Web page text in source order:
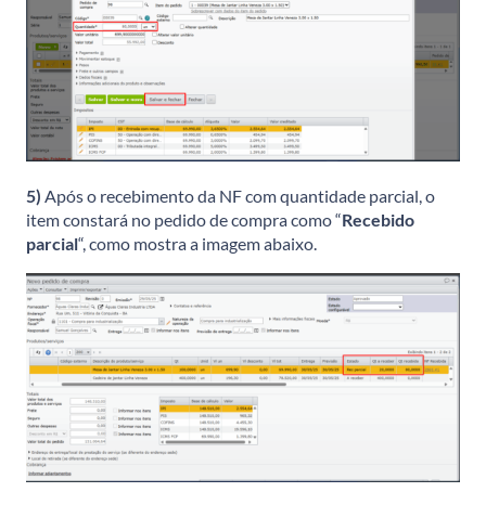
5) Após o recebimento da NF com quantidade parcial, o
item constará no pedido de compra como “Recebido
parcial“, como mostra a imagem abaixo.